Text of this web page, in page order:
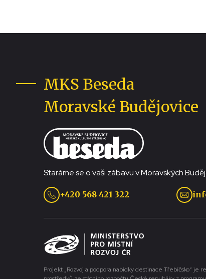
MKS Beseda
Moravské Budějovice
Staráme se o vaši zábavu v Moravských
+420 568 421 322
Projekt „Rozvoj a podpora nabídky destinace Třebíčsko“ je